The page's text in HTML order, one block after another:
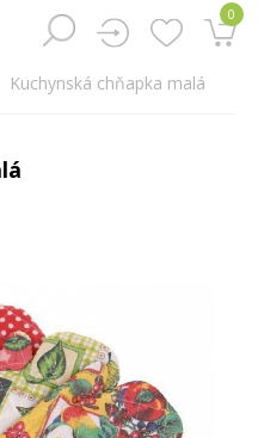
0
Kuchynská chňapka malá